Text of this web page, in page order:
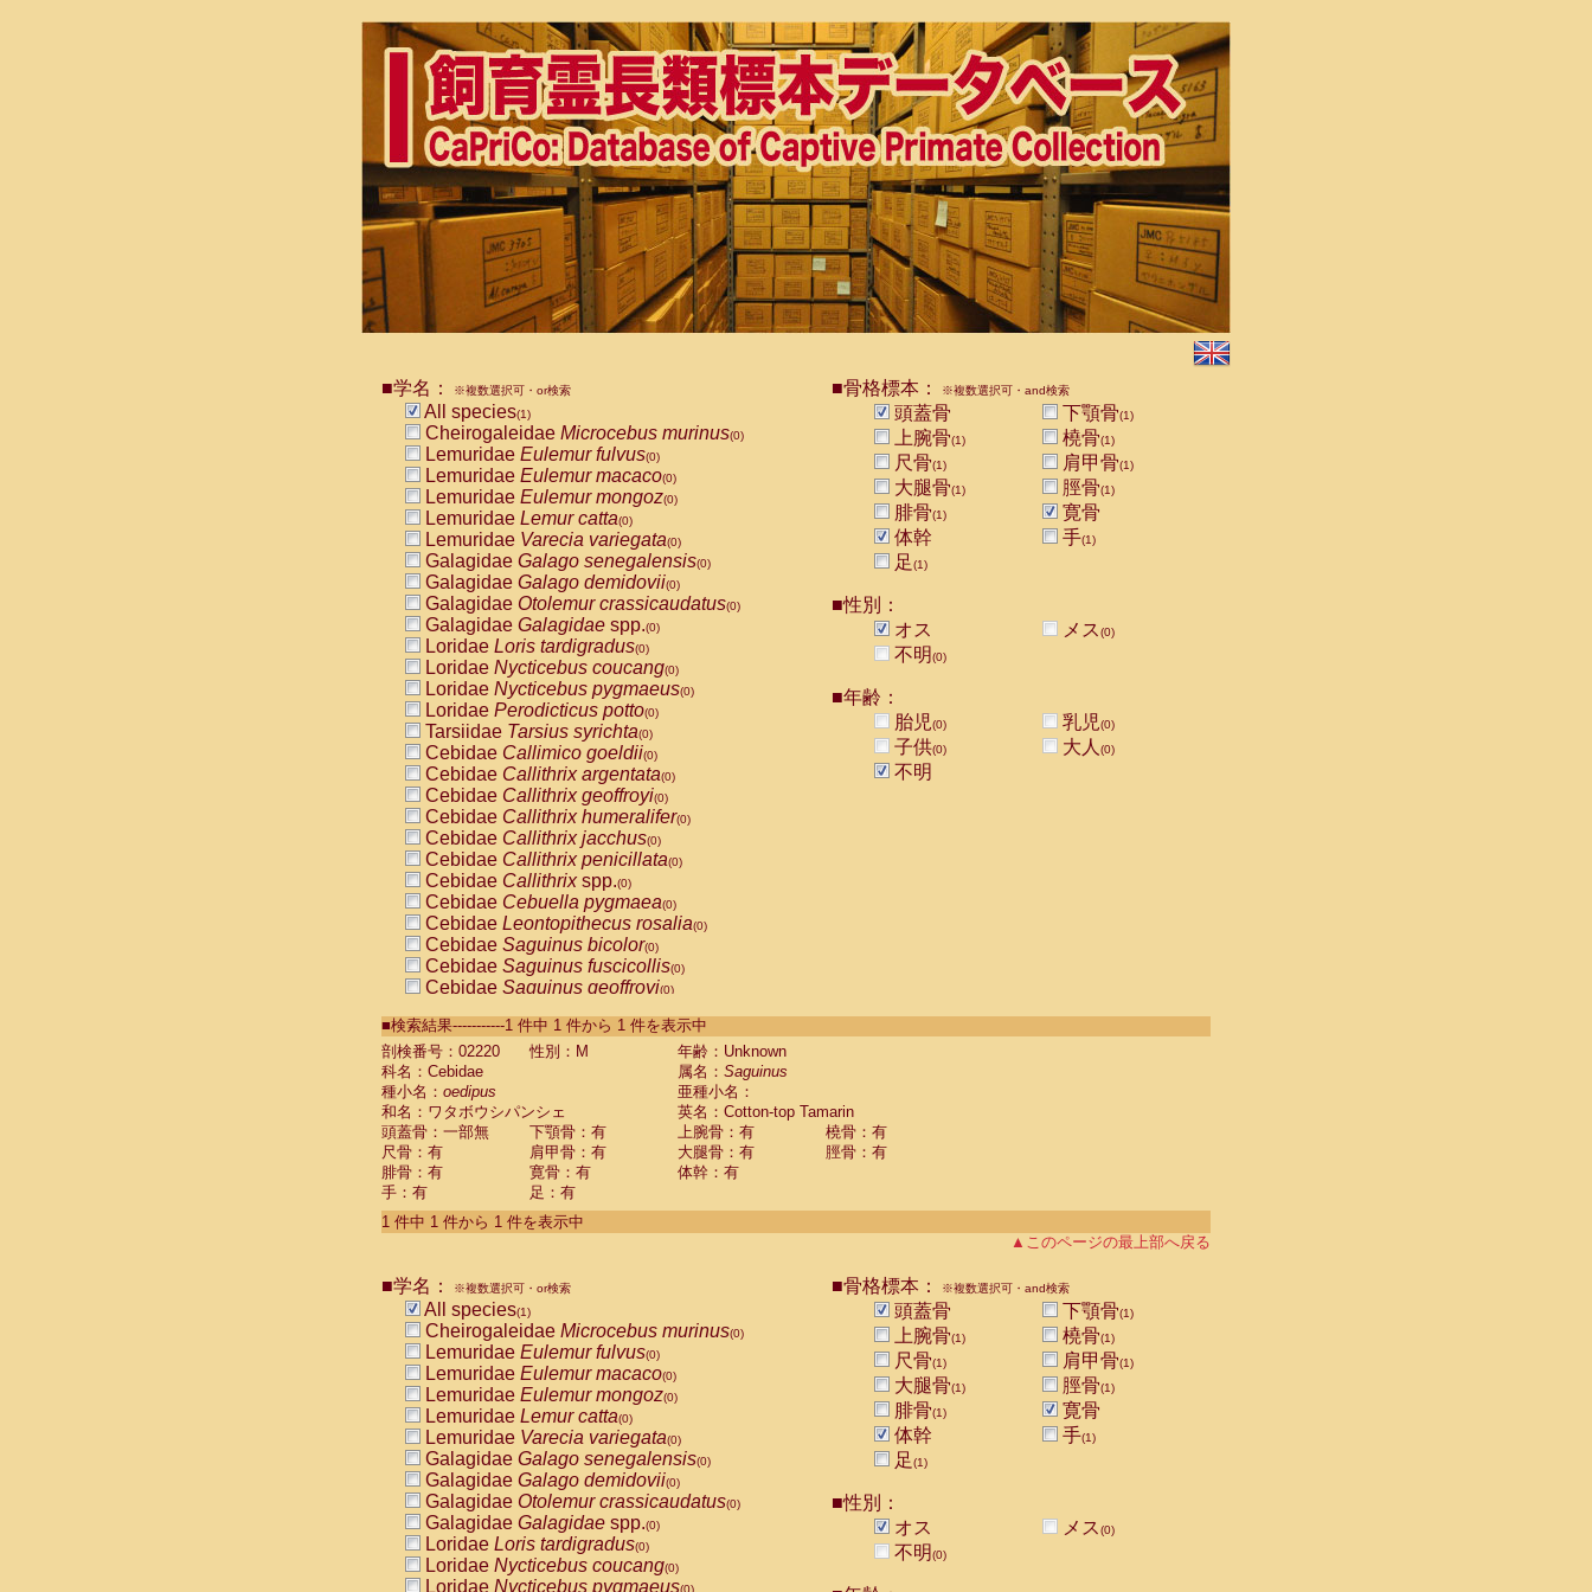
■学名： ※複数選択可・or検索
All species(1)
Cheirogaleidae Microcebus murinus(0)
Lemuridae Eulemur fulvus(0)
Lemuridae Eulemur macaco(0)
Lemuridae Eulemur mongoz(0)
Lemuridae Lemur catta(0)
Lemuridae Varecia variegata(0)
Galagidae Galago senegalensis(0)
Galagidae Galago demidovii(0)
Galagidae Otolemur crassicaudatus(0)
Galagidae Galagidae spp.(0)
Loridae Loris tardigradus(0)
Loridae Nycticebus coucang(0)
Loridae Nycticebus pygmaeus(0)
Loridae Perodicticus potto(0)
Tarsiidae Tarsius syrichta(0)
Cebidae Callimico goeldii(0)
Cebidae Callithrix argentata(0)
Cebidae Callithrix geoffroyi(0)
Cebidae Callithrix humeralifer(0)
Cebidae Callithrix jacchus(0)
Cebidae Callithrix penicillata(0)
Cebidae Callithrixspp.(0)
Cebidae Cebuella pygmaea(0)
Cebidae Leontopithecus rosalia(0)
Cebidae Saguinus bicolor(0)
Cebidae Saguinus fuscicollis(0)
Cebidae Saguinus geoffroyi(0)
CebidaeSaguinus labiatus(0)
Cebidae Saguinus leucopus (0)
Cebidae
Cebidae
CebidaeSaguinus nigricollis (0)
Cebidae Saguinus oedipus
Cebidae Saguinus weddelli
Cebidae Saguinusspp.
Cebidae Aotus trivirgatus
Cebidae Cebus albifrons
CebidaeCebus nigrivittatus
CebidaeCebus
CebidaeSaimiri boliviensis(0)
CebidaeSaimiri sciureus(0)
AtelidaeAlouatta caraya(0)
AtelidaeAlouatta fusca(0)
AtelidaeAlouatta seniculus
AtelidaeAlouattaspp.(0)
AtelidaeAteles belzebuth(0)
AtelidaeAteles geoffroyi(0)
AtelidaeAteles paniscus(0)
AtelidaeAtelesspp.(0)
Atelidae Lagothrix lagothricha
AtelidaeLagothrix lagothricha cana
PitheciidaeCacajao calvus rubicundus
■骨格標本： ※複数選択可・and検索
頭蓋骨 下顎骨(1)
上腕骨(1) 橈骨(1)
尺骨(1) 肩甲骨(1)
大腿骨(1) 脛骨(1)
腓骨(1)
寛骨
体幹
手(1)
足(1)
■性別：
オス
メス(0)
不明(0)
■年齢：
胎児(0) 乳児(0)
子供(0) 大人 (0)
不明
■検索結果-----------1 件中 1 件から 1 件を表示中
剖検番号：02220
性別：M
年齢：Unknown
科名：Cebidae
属名： Saguinus
種小名： oedipus
亜種小名：
和名：ワタボウシパンシェ
英名：Cotton-top Tamarin
頭蓋骨：一部無
下顎骨：有 上腕骨：有
橈骨：有
尺骨：有
肩甲骨：有 大腿骨：有
脛骨：有
腓骨：有
寛骨：有
体幹：有
手：有
足：有
1 件中 1 件から 1 件を表示中
▲このページの最上部へ戻る
■学名： ※複数選択可・or検索
All species(1)
Cheirogaleidae Microcebus murinus(0)
Lemuridae Eulemur fulvus(0)
Lemuridae Eulemur macaco(0)
Lemuridae Eulemur mongoz(0)
Lemuridae Lemur catta(0)
Lemuridae Varecia variegata(0)
Galagidae Galago senegalensis(0)
Galagidae Galago demidovii(0)
Galagidae Otolemur crassicaudatus(0)
Galagidae Galagidae spp.(0)
Loridae Loris tardigradus(0)
Loridae Nycticebus coucang(0)
Loridae Nycticebus pygmaeus(0)
■骨格標本： ※複数選択可・and検索
頭蓋骨 下顎骨(1)
上腕骨(1) 橈骨(1)
尺骨(1) 肩甲骨(1)
大腿骨(1) 脛骨(1)
腓骨(1)
寛骨
体幹
手(1)
足(1)
■性別：
オス
メス(0)
不明(0)